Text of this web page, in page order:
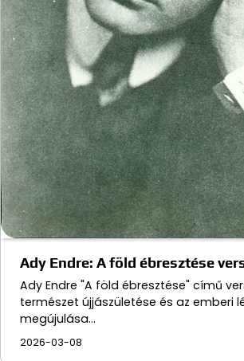
Ady Endre: A föld ébresztése
Ady Endre "A föld ébresztése" című
természet újjászületése és az emberi
megújulása…
2026-03-08